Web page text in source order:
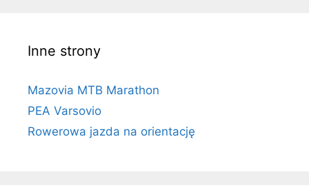
Inne strony
Mazovia MTB Marathon
PEA Varsovio
Rowerowa jazda na orientację